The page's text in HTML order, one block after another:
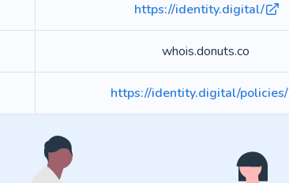
https://identity.digital/
whois.donuts.co
https://identity.digital/policies/